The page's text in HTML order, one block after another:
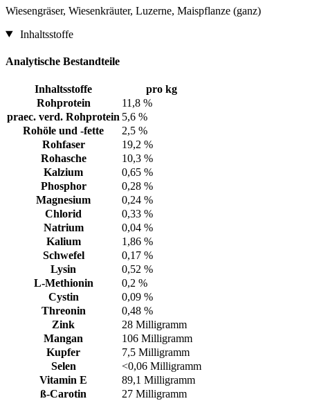
Wiesengräser, Wiesenkräuter, Luzerne, Maispflanze (ganz)
Inhaltsstoffe
Analytische Bestandteile
Inhaltsstoffe
pro kg
Rohprotein
11,8 %
praec. verd. Rohprotein 5,6 %
Rohöle und -fette
2,5 %
Rohfaser
19,2 %
Rohasche
10,3 %
Kalzium
0,65 %
Phosphor
0,28 %
Magnesium
0,24 %
Chlorid
0,33 %
Natrium
0,04 %
Kalium
1,86 %
Schwefel
0,17 %
Lysin
0,52 %
L-Methionin
0,2 %
Cystin
0,09 %
Threonin
0,48 %
Zink
28 Milligramm
Mangan
106 Milligramm
Kupfer
7,5 Milligramm
Selen
<0,06 Milligramm
Vitamin E
89,1 Milligramm
ß-Carotin
27 Milligramm